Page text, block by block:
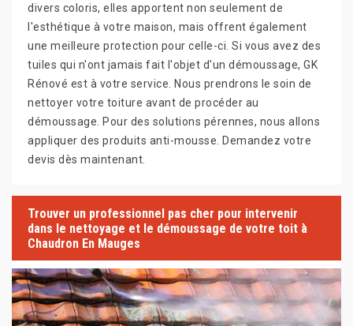
divers coloris, elles apportent non seulement de
l'esthétique à votre maison, mais offrent également
une meilleure protection pour celle-ci. Si vous avez des
tuiles qui n'ont jamais fait l'objet d'un démoussage, GK
Rénové est à votre service. Nous prendrons le soin de
nettoyer votre toiture avant de procéder au
démoussage. Pour des solutions pérennes, nous allons
appliquer des produits anti-mousse. Demandez votre
devis dès maintenant.
Trouver un professionnel pas cher pour intervenir
dans le nettoyage et le démoussage de votre toit à
Chaudron En Mauges